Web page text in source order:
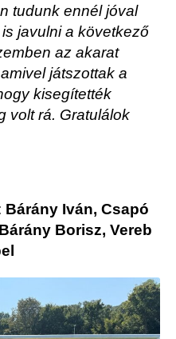
tudunk ennél jóval
javulni a következő
az akarat
játszottak a
kisegítették
volt rá. Gratulálok
Bárány Iván, Csapó
Borisz, Vereb